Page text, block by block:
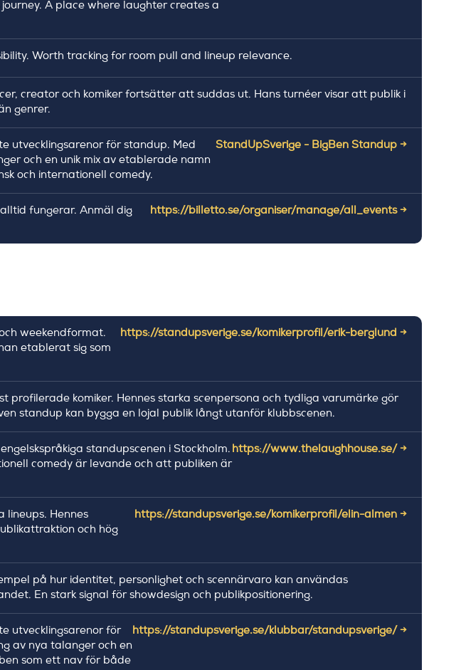
A place where laughter creates a
Worth tracking for room pull and lineup relevance.
creator och komiker fortsätter att suddas ut. Hans turnéer visar att publik i
genrer.
utvecklingsarenor för standup. Med
och en unik mix av etablerade namn
och internationell comedy.
StandUpSverige - BigBen Standup →
alltid fungerar. Anmäl dig
https://billetto.se/organiser/manage/all_events →
weekendformat.
etablerat sig som
https://standupsverige.se/komikerprofil/erik-berglund →
profilerade komiker. Hennes starka scenpersona och tydliga varumärke gör
standup kan bygga en lojal publik långt utanför klubbscenen.
standupscenen i Stockholm.
comedy är levande och att publiken är
https://www.thelaughhouse.se/ →
lineups. Hennes
och hög
https://standupsverige.se/komikerprofil/elin-almen →
på hur identitet, personlighet och scennärvaro kan användas
En stark signal för showdesign och publikpositionering.
utvecklingsarenor för
av nya talanger och en
som ett nav för både
https://standupsverige.se/klubbar/standupsverige/ →